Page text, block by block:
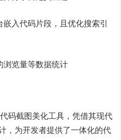
入代码片段，且优化搜索引
浏览量等数据统计
码截图美化工具，凭借其现代
，为开发者提供了一体化的代